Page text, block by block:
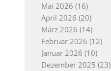
Mai 2026 (16)
April 2026 (20)
März 2026 (14)
Februar 2026 (12)
Januar 2026 (10)
Dezember 2025 (23)